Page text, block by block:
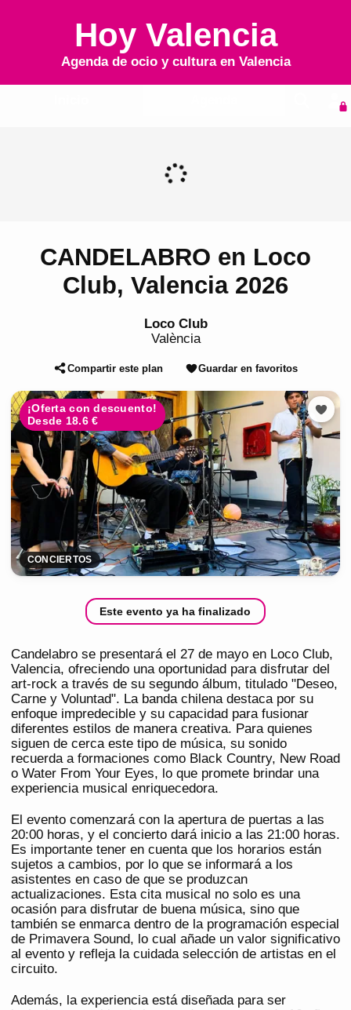
Hoy Valencia
Agenda de ocio y cultura en Valencia
CANDELABRO en Loco
Club, Valencia 2026
Loco Club
València
Compartir este plan Guardar en favoritos
¡Oferta con descuento!
Desde 18.6 €
CONCIERTOS
Este evento ya ha finalizado
Candelabro se presentará el 27 de mayo en Loco Club,
Valencia, ofreciendo una oportunidad para disfrutar del
art-rock a través de su segundo álbum, titulado "Deseo,
Carne y Voluntad". La banda chilena destaca por su
enfoque impredecible y su capacidad para fusionar
diferentes estilos de manera creativa. Para quienes
siguen de cerca este tipo de música, su sonido
recuerda a formaciones como Black Country, New Road
o Water From Your Eyes, lo que promete brindar una
experiencia musical enriquecedora.
El evento comenzará con la apertura de puertas a las
20:00 horas, y el concierto dará inicio a las 21:00 horas.
Es importante tener en cuenta que los horarios están
sujetos a cambios, por lo que se informará a los
asistentes en caso de que se produzcan
actualizaciones. Esta cita musical no solo es una
ocasión para disfrutar de buena música, sino que
también se enmarca dentro de la programación especial
de Primavera Sound, lo cual añade un valor significativo
al evento y refleja la cuidada selección de artistas en el
circuito.
Además, la experiencia está diseñada para ser